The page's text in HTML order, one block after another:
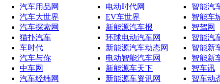
汽车用品网
汽车大世界
汽车探索网
猫扑汽车
车时代
汽车与你
中车网
汽车经纬网
电动时代网
EV车世界
新能源汽车报
环球电动汽车网
新能源汽车动态网
电动智能汽车网
新能源车天下
新能源车资讯网
智能汽
智能车
智驾网
智能汽
智能新
智能新
智车讯
智车动